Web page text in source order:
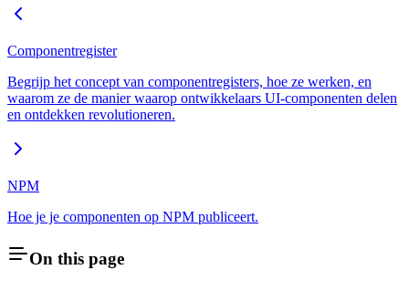
Componentregister
Begrijp het concept van componentregisters, hoe ze werken, en
waarom ze de manier waarop ontwikkelaars UI-componenten delen
en ontdekken revolutioneren.
NPM
Hoe je je componenten op NPM publiceert.
On this page